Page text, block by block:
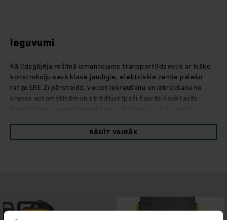
Ieguvumi
Kā līdzgājēja režīmā izmantojams transportlīdzeklis ar īsāko
konstrukciju savā klasē jaudīgie, elektriskie zemie palešu
ratiņi ERE 2i pārsteidz, veicot iekraušanu un izkraušanu no
kravas automašīnām un strādājot īpaši šaurās noliktavās.
pārkraušanas noliktavās. Spēcīgs vilces motors ar ievērojamu
paātrinājumu un dinamisku gaitu nodrošina maksimālu
klienta vajadzībām. Par maksimālu drošību un augstu
komfortu darba laikā gādā stabilā šasija ar augstu sānu
RĀDĪT VAIRĀK